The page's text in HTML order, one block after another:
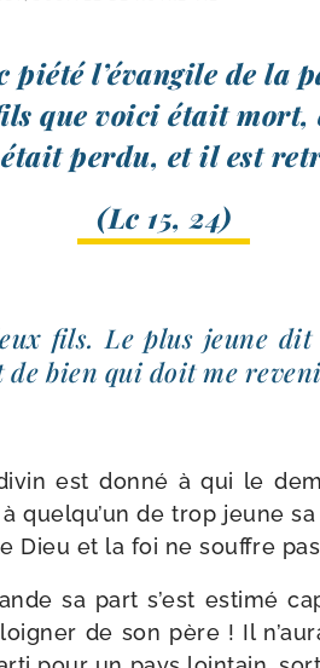
pié­té l’évangile de la
que voi­ci était mort,
per­du, et il est
(Lc 15, 24)
fils. Le plus jeune
bien qui doit me
est don­né à qui le
quelqu’un de trop jeune
Dieu et la foi ne souffre
sa part s’est esti­mé
de son père ! Il